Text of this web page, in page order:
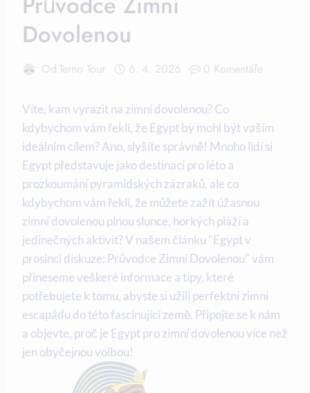
Dovolenou
OdTerno Tour 6. 4. 2026 0 Komentáře
Víte, kam vyrazit na zimní dovolenou? Co
kdybychom vám řekli, že Egypt by mohl být vaším
ideálním cílem? Ano, slyšíte správně! Mnoho lidí si
Egypt představuje jako destinaci pro léto a
prozkoumání pyramidských zázraků, ale co
kdybychom vám řekli, že můžete zažít úžasnou
zimní dovolenou plnou slunce, horkých pláží a
jedinečných aktivit? V našem článku "Egypt v
prosinci diskuze: Průvodce Zimní Dovolenou" vám
přineseme veškeré informace a tipy, které
potřebujete k tomu, abyste si užili perfektní zimní
escapádu do této fascinující země. Připojte se k nám
a objevte, proč je Egypt pro zimní dovolenou více než
jen obyčejnou volbou!